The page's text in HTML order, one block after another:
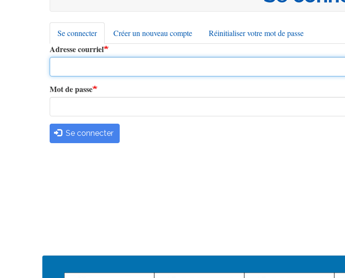
Onglets
principaux
Se connecter(onglet
actif)
Créer un nouveau compte Réinitialiser votre mot de passe
Adresse courriel
Mot de passe
Se connecter